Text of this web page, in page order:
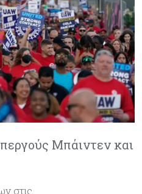
Μπάιντεν και
στις